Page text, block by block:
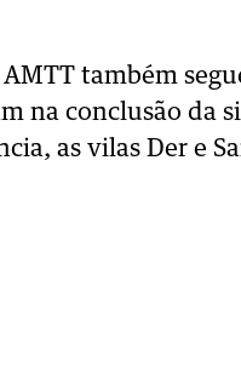
também
na conclusão da
as vilas Der e